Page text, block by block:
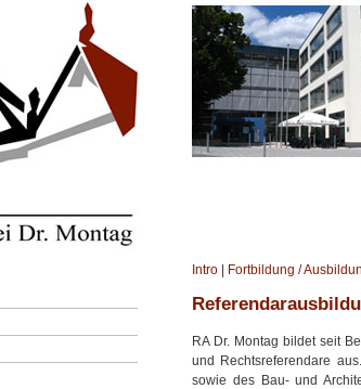
Intro Fortbildung /
RA Dr. Montag bildet seit
und Rechtsreferendare
sowie des Bau- und